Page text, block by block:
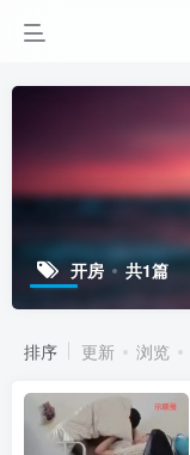
开房 共1篇
排序 更新 浏览